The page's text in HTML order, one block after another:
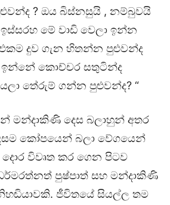
? ඔය බිස්නසුයි , නම්බුවයි
ඉස්සරහ මේ වාඩි වෙලා ඉන්න
දුව ගැන හිතන්න පුළුවන්ද
ඉන්නේ කොච්චර සතුටින්ද
තේරුම් ගන්න පුළුවන්ද? “
මන්දාකිණි දෙස බලාහුන් අතර
කෝපයෙන් බලා වේගයෙන්
දොර විවෘත කර ගෙන පිටව
පුෂ්පාත් සහ මන්දාකිණි
ජීවිතයේ සියල්ල තම